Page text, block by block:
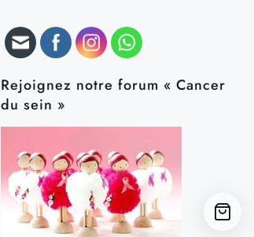
Rejoignez notre forum « Cancer
du sein »